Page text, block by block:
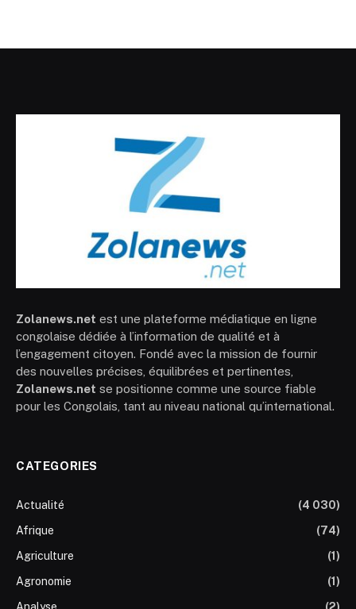
Zolanews.net est une plateforme médiatique en ligne
congolaise dédiée à l’information de qualité et à
l’engagement citoyen. Fondé avec la mission de fournir
des nouvelles précises, équilibrées et pertinentes,
Zolanews.net se positionne comme une source fiable
pour les Congolais, tant au niveau national qu’international.
CATEGORIES
Actualité
(4 030)
Afrique
(74)
Agriculture
(1)
Agronomie
(1)